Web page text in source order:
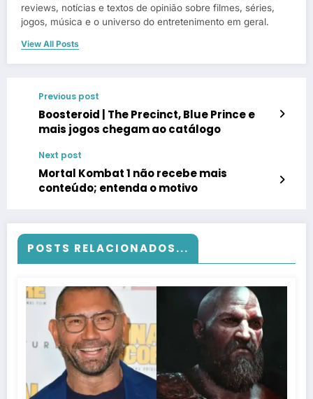
reviews, notícias e textos de opinião sobre filmes, séries,
jogos, música e o universo do entretenimento em geral.
View All Posts
Previous post
Boosteroid | The Precinct, Blue Prince e
mais jogos chegam ao catálogo
Next post
Mortal Kombat 1 não recebe mais
conteúdo; entenda o motivo
POSTS RELACIONADOS...